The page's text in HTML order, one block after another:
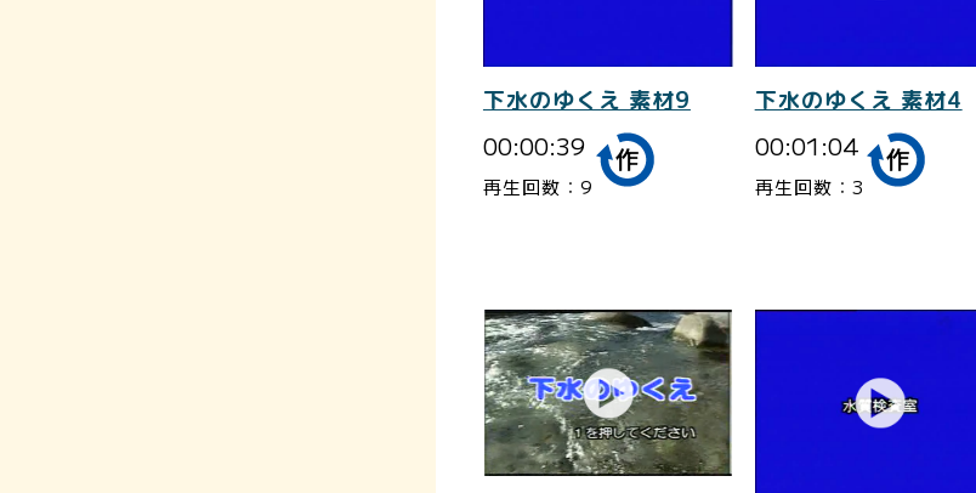
下水のゆくえ 素材9
00:00:39
再生回数：9
下水のゆくえ 素材4
00:01:04
再生回数：3